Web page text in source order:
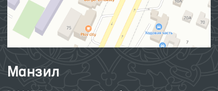
Манзил